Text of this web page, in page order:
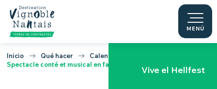
Aller
contenu
principal
MENÚ
La "Porte-Vue
La Maine
Vive el Hellfest
Inicio Qué hacer
Calendario
Spectacle conté et musical en famille dans les vignes du Musée